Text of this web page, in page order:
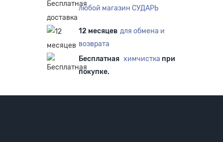
любой магазин СУДАРЬ
12 месяцев для обмена и
возврата
Бесплатная химчистка при
покупке.